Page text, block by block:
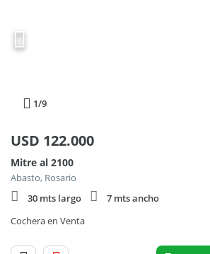
1/9
USD 122.000
Mitre al 2100
Abasto, Rosario
30 mts largo
7 mts ancho
Cochera en Venta